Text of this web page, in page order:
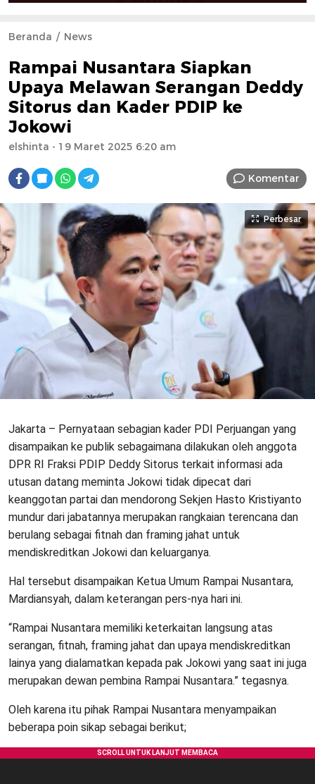
Beranda News
Rampai Nusantara Siapkan
Upaya Melawan Serangan Deddy
Sitorus dan Kader PDIP ke
Jokowi
elshinta - 19 Maret 2025 6:20 am
Komentar
Perbesar
Jakarta – Pernyataan sebagian kader PDI Perjuangan yang
disampaikan ke publik sebagaimana dilakukan oleh anggota
DPR RI Fraksi PDIP Deddy Sitorus terkait informasi ada
utusan datang meminta Jokowi tidak dipecat dari
keanggotan partai dan mendorong Sekjen Hasto Kristiyanto
mundur dari jabatannya merupakan rangkaian terencana dan
berulang sebagai fitnah dan framing jahat untuk
mendiskreditkan Jokowi dan keluarganya.
Hal tersebut disampaikan Ketua Umum Rampai Nusantara,
Mardiansyah, dalam keterangan pers-nya hari ini.
“Rampai Nusantara memiliki keterkaitan langsung atas
serangan, fitnah, framing jahat dan upaya mendiskreditkan
lainya yang dialamatkan kepada pak Jokowi yang saat ini juga
merupakan dewan pembina Rampai Nusantara.” tegasnya.
Oleh karena itu pihak Rampai Nusantara menyampaikan
beberapa poin sikap sebagai berikut;